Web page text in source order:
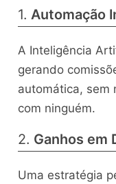
1. Automação
A Inteligência
gerando
automática, sem
com ninguém.
2. Ganhos em
Uma estratégia